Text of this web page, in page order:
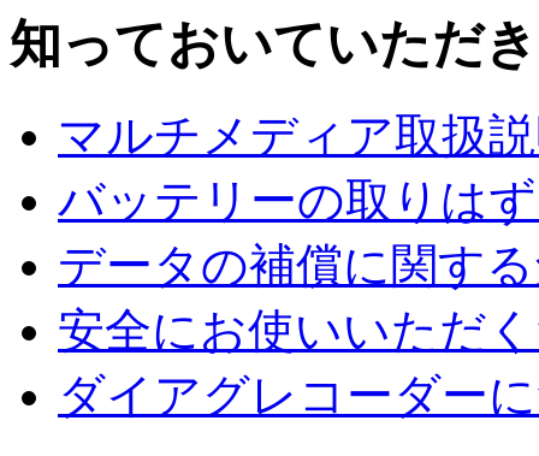
知っておいていただ
マルチメディア取扱
バッテリーの取りは
データの補償に関す
安全にお使いいただ
ダイアグレコーダー